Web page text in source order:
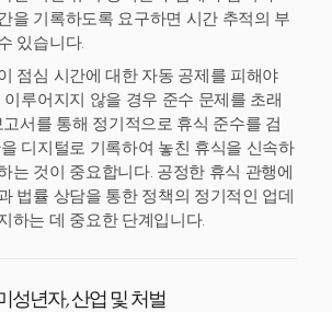
을 기록하도록 요구하면 시간 추적의 부
있습니다.
점심 시간에 대한 자동 공제를 피해야
루어지지 않을 경우 준수 문제를 초래
서를 통해 정기적으로 휴식 준수를 검
디지털로 기록하여 놓친 휴식을 신속하
는 것이 중요합니다. 공정한 휴식 관행에
법률 상담을 통한 정책의 정기적인 업데
하는 데 중요한 단계입니다.
성년자, 산업 및 처벌